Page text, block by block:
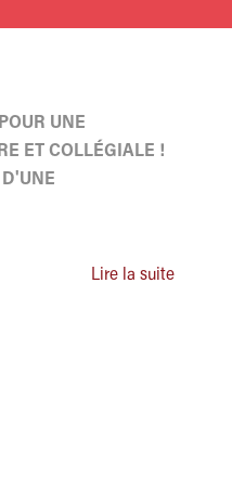
UNE
ET COLLÉGIALE !
D'UNE
Lire la suite